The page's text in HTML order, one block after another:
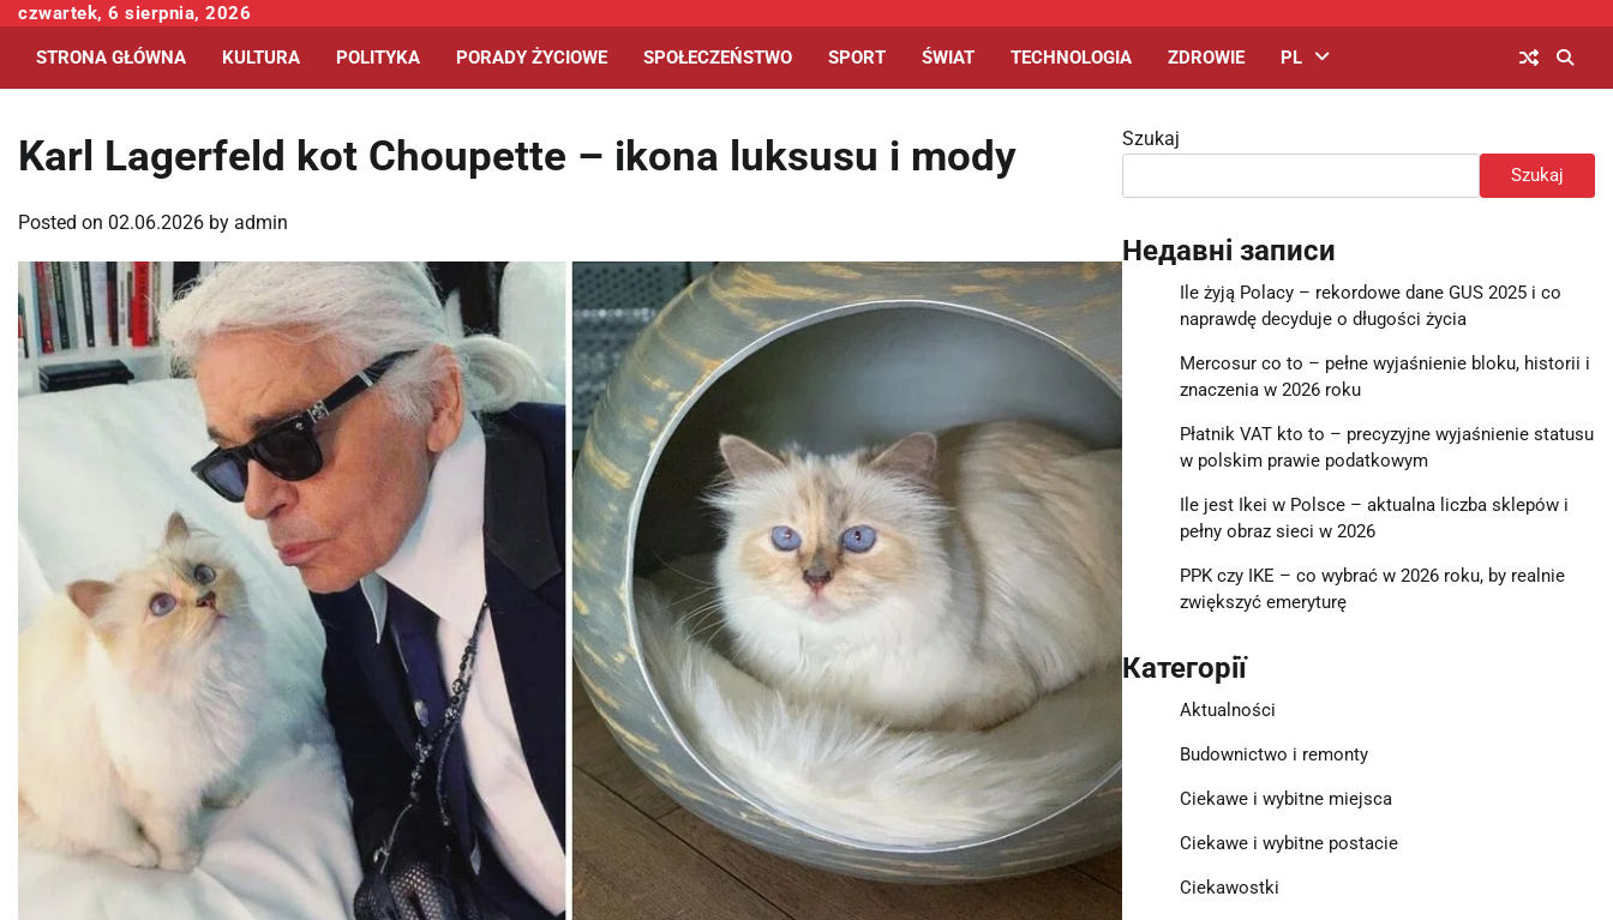
Skip
content
czwartek, 6 sierpnia, 2026
STRONA GŁÓWNA KULTURA POLITYKA PORADY ŻYCIOWE SPOŁECZEŃSTWO SPORT ŚWIAT TECHNOLOGIA ZDROWIE PL
Karl Lagerfeld kot Choupette – ikona luksusu i mody
Posted on 02.06.2026 by admin
Szukaj
Szukaj
Недавні записи
Ile żyją Polacy – rekordowe dane GUS 2025 i co
naprawdę decyduje o długości życia
Mercosur co to – pełne wyjaśnienie bloku, historii i
znaczenia w 2026 roku
Płatnik VAT kto to – precyzyjne wyjaśnienie statusu
w polskim prawie podatkowym
Ile jest Ikei w Polsce – aktualna liczba sklepów i
pełny obraz sieci w 2026
PPK czy IKE – co wybrać w 2026 roku, by realnie
zwiększyć emeryturę
Категорії
Aktualności
Budownictwo i remonty
Ciekawe i wybitne miejsca
Ciekawe i wybitne postacie
Ciekawostki